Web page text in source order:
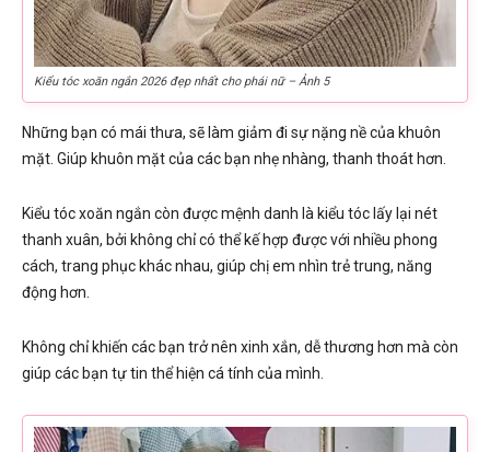
Kiểu tóc xoăn ngắn 2026 đẹp nhất cho phái nữ – Ảnh 5
Những bạn có mái thưa, sẽ làm giảm đi sự nặng nề của khuôn
mặt. Giúp khuôn mặt của các bạn nhẹ nhàng, thanh thoát hơn.
Kiểu tóc xoăn ngắn còn được mệnh danh là kiểu tóc lấy lại nét
thanh xuân, bởi không chỉ có thể kế hợp được với nhiều phong
cách, trang phục khác nhau, giúp chị em nhìn trẻ trung, năng
động hơn.
Không chỉ khiến các bạn trở nên xinh xắn, dễ thương hơn mà còn
giúp các bạn tự tin thể hiện cá tính của mình.